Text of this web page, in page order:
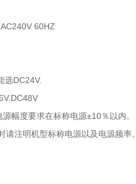
60HZ
DC24V.
求在标称电源±10％以内。
型标称电源以及电源频率。